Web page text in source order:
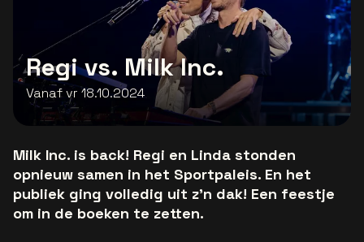
Regi vs. Milk Inc.
Vanaf vr 18.10.2024
Milk Inc. is back! Regi en Linda stonden
opnieuw samen in het Sportpaleis. En het
publiek ging volledig uit z'n dak! Een feestje
om in de boeken te zetten.